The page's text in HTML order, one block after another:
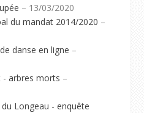
– 13/03/2020
du mandat 2014/2020 –
danse en ligne –
- arbres morts –
Longeau - enquête